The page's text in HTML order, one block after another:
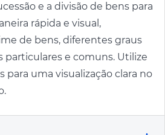
e a divisão de bens para
rápida e visual,
de bens, diferentes graus
particulares e comuns. Utilize
para uma visualização clara no